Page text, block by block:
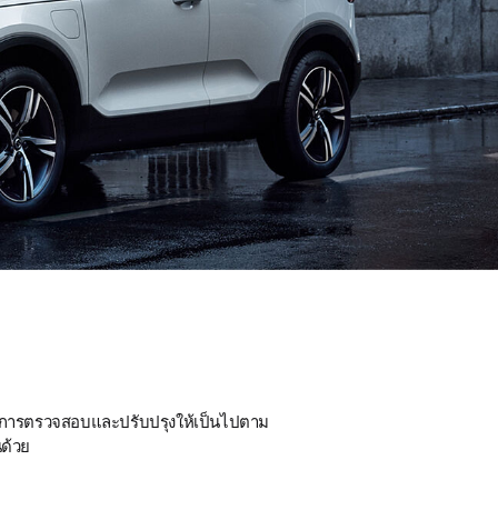
รตรวจสอบและปรับปรุงให้เป็นไปตาม
วย